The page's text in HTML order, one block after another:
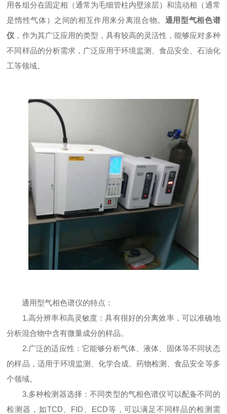
用各组分在固定相（通常为毛细管柱内壁涂层）和流动相（通常
是惰性气体）之间的相互作用来分离混合物。 通用型气相色谱
仪 ，作为其广泛应用的类型，具有较高的灵活性，能够应对多种
不同样品的分析需求，广泛应用于环境监测、食品安全、石油化
工等领域。
通用型气相色谱仪的特点：
1.高分辨率和高灵敏度：具有很好的分离效率，可以准确地
分析混合物中含有微量成分的样品。
2.广泛的适应性：它能够分析气体、液体、固体等不同状态
的样品，适用于环境监测、化学合成、药物检测、食品安全等多
个领域。
3.多种检测器选择：不同类型的气相色谱仪可以配备不同的
检测器，如TCD、FID、ECD等，可以满足不同样品的检测需